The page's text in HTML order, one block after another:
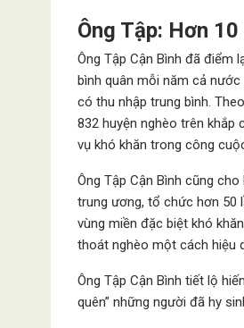
Ông Tập: Hơn
Ông Tập Cận Bình đã điểm
bình quân mỗi năm cả
có thu nhập trung bình.
832 huyện nghèo trên
vụ khó khăn trong công
Ông Tập Cận Bình cũng
trung ương, tổ chức hơn 50
vùng miền đặc biệt khó
thoát nghèo một cách hiệu
Ông Tập Cận Bình tiết lộ
quên” những người đã hy